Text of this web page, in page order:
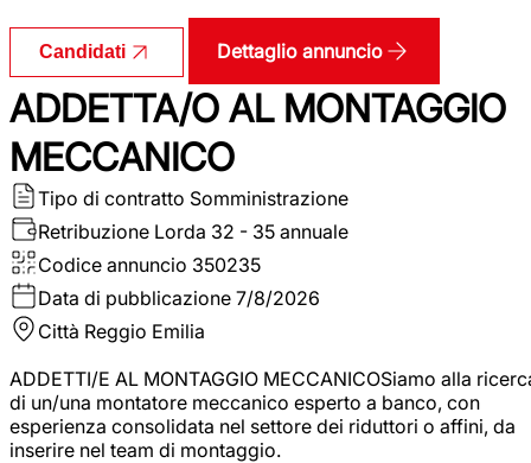
Candidati Dettaglio annuncio
ADDETTA/O AL MONTAGGIO
MECCANICO
Tipo di contratto Somministrazione
Retribuzione Lorda 32 - 35 annuale
Codice annuncio 350235
Data di pubblicazione 7/8/2026
Città Reggio Emilia
ADDETTI/E AL MONTAGGIO MECCANICOSiamo alla
di un/una montatore meccanico esperto a banco, con
esperienza consolidata nel settore dei riduttori o affini, da
inserire nel team di montaggio.